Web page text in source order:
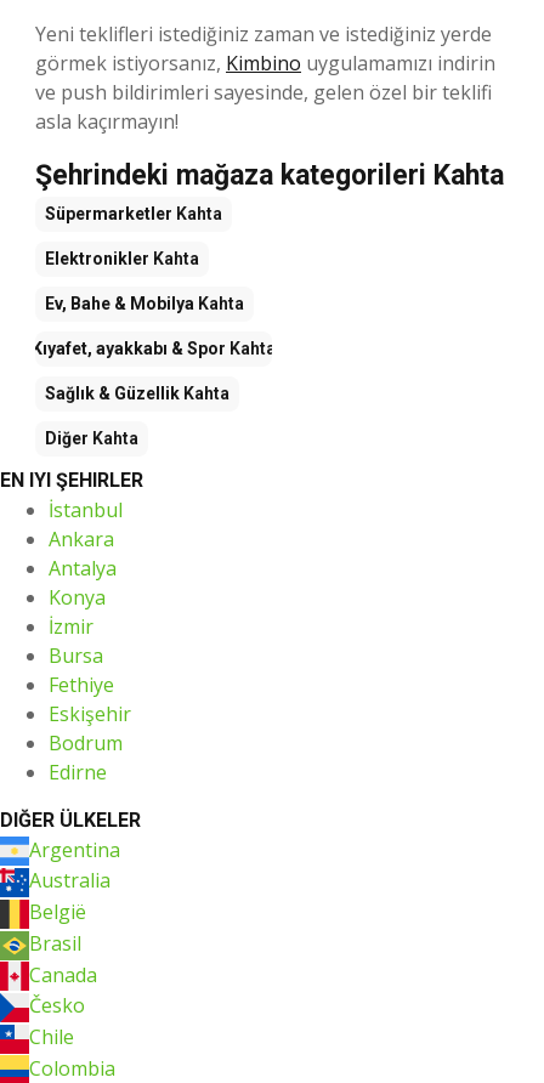
Yeni teklifleri istediğiniz zaman ve istediğiniz yerde
görmek istiyorsanız, Kimbino uygulamamızı indirin
ve push bildirimleri sayesinde, gelen özel bir teklifi
asla kaçırmayın!
Şehrindeki mağaza kategorileri Kahta
Süpermarketler Kahta
Elektronikler Kahta
Ev, Bahe & Mobilya Kahta
Kıyafet, ayakkabı & Spor Kahta
Sağlık & Güzellik Kahta
Diğer Kahta
EN IYI ŞEHIRLER
İstanbul
Ankara
Antalya
Konya
İzmir
Bursa
Fethiye
Eskişehir
Bodrum
Edirne
DIĞER ÜLKELER
Argentina
Australia
België
Brasil
Canada
Česko
Chile
Colombia